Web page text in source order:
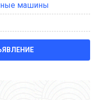
машины